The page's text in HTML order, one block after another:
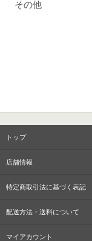
その他
トップ
店舗情報
特定商取引法に基づく表記
配送方法・送料について
マイアカウント